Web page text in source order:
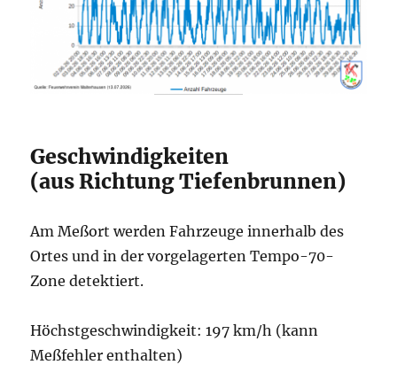
Geschwindigkeiten
(aus Richtung Tiefenbrunnen)
Am Meßort werden Fahrzeuge innerhalb des
Ortes und in der vorgelagerten Tempo-70-
Zone detektiert.
Höchstgeschwindigkeit: 197 km/h (kann
Meßfehler enthalten)